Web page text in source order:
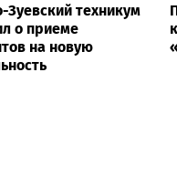
Зуевский техникум
о приеме
на новую